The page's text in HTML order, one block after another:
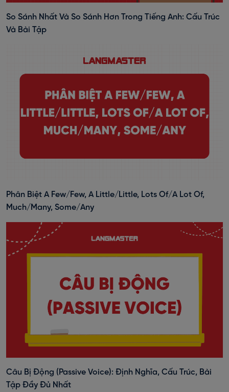
So Sánh Nhất Và So Sánh Hơn Trong Tiếng Anh: Cấu Trúc
Và Bài Tập
Phân Biệt A Few/Few, A Little/Little, Lots Of/A Lot Of,
Much/Many, Some/Any
Câu Bị Động (Passive Voice): Định Nghĩa, Cấu Trúc, Bài
Tập Đầy Đủ Nhất